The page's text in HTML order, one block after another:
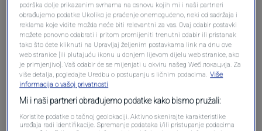
Oglas
podrška dolje prikazanim svrhama na osnovu kojih mi i naši partneri
obrađujemo podatke Ukoliko je praćenje onemogućeno, neki od sadržaja i
reklama koje vidite možda neće biti relevantni za vas. Ovaj odabir postavki
možete ponovno odabrati i pritom promijeniti trenutni odabir ili pristanak
tako što ćete kliknuti na Upravljaj željenim postavkama link na dnu ove
web stranice [ili plutajuću ikonu u donjem lijevom dijelu web stranice, ako
je primjenjivo]. Vaš odabir će se mijenjati u okviru našeg Wеб локација. Za
više detalja, pogledajte Uredbu o postupanju s ličnim podacima. Više
informacija o vašoj privatnosti
Mi i naši partneri obrađujemo podatke kako bismo pružali:
Koristite podatke o tačnoj geolokaciji. Aktivno skenirajte karakteristike
uređaja radi identifikacije. Spremanje podataka i/ili pristupanje podacima